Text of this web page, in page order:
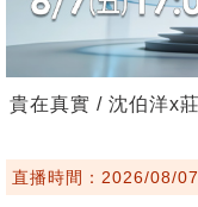
貴在真實 / 沈伯洋x
直播時間：2026/08/